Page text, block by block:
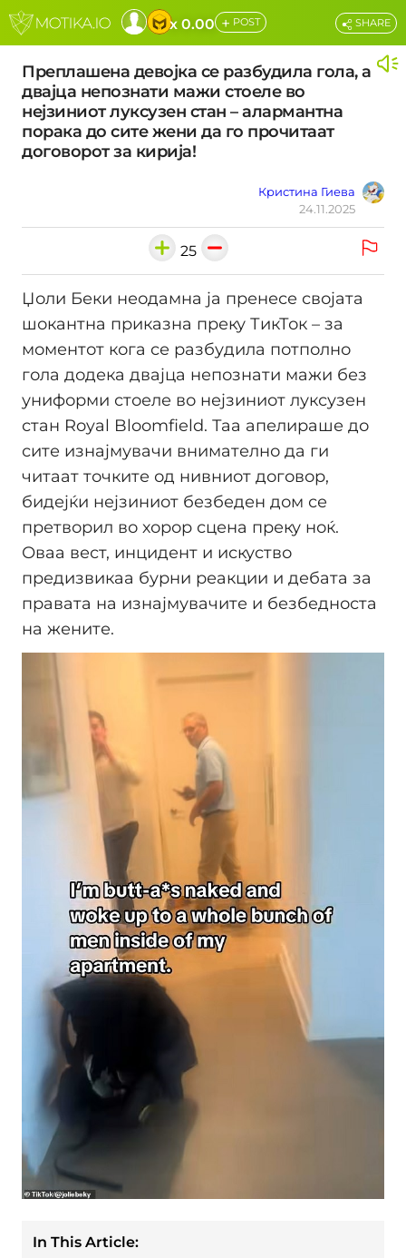
x 0.00 + POST
Преплашена девојка се разбудила гола, а
двајца непознати мажи стоеле во
нејзиниот луксузен стан – алармантна
порака до сите жени да го прочитаат
договорот за кирија!
Кристина Гиева
24.11.2025
SHARE
25
Џоли Беки неодамна ја пренесе својата
шокантна приказна преку ТикТок – за
моментот кога се разбудила потполно
гола додека двајца непознати мажи без
униформи стоеле во нејзиниот луксузен
стан Royal Bloomfield. Таа апелираше до
сите изнајмувачи внимателно да ги
читаат точките од нивниот договор,
бидејќи нејзиниот безбеден дом се
претворил во хорор сцена преку ноќ.
Оваа вест, инцидент и искуство
предизвикаа бурни реакции и дебата за
правата на изнајмувачите и безбедноста
на жените.
In This Article: